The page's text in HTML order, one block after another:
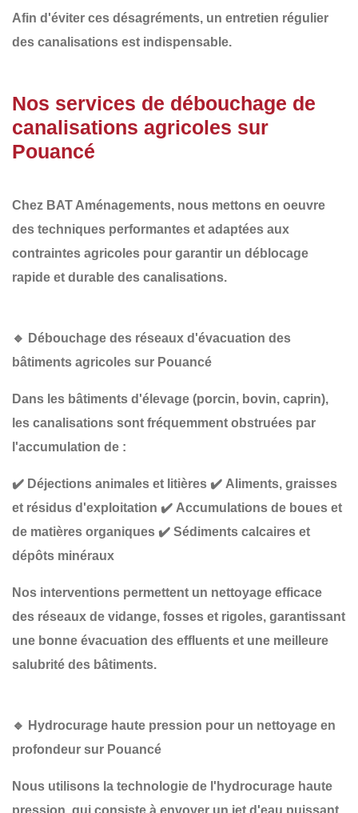
Afin d'éviter ces désagréments, un entretien régulier
des canalisations est indispensable.
Nos services de débouchage de
canalisations agricoles sur
Pouancé
Chez BAT Aménagements, nous mettons en oeuvre
des techniques performantes et adaptées aux
contraintes agricoles pour garantir un déblocage
rapide et durable des canalisations.
🔹 Débouchage des réseaux d'évacuation des
bâtiments agricoles sur Pouancé
Dans les bâtiments d'élevage (porcin, bovin, caprin),
les canalisations sont fréquemment obstruées par
l'accumulation de :
✔️ Déjections animales et litières ✔️ Aliments, graisses
et résidus d'exploitation ✔️ Accumulations de boues et
de matières organiques ✔️ Sédiments calcaires et
dépôts minéraux
Nos interventions permettent un nettoyage efficace
des réseaux de vidange, fosses et rigoles, garantissant
une bonne évacuation des effluents et une meilleure
salubrité des bâtiments.
🔹 Hydrocurage haute pression pour un nettoyage en
profondeur sur Pouancé
Nous utilisons la technologie de l'hydrocurage haute
pression , qui consiste à envoyer un jet d'eau puissant